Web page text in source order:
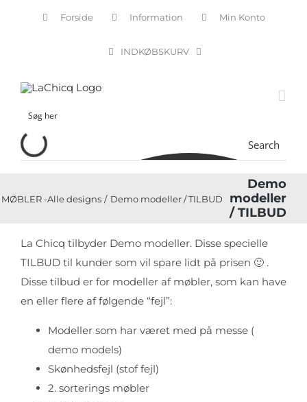
Forside Information Min Konto
INDKØBSKURV
Search
Demo
modeller
/ TILBUD
MØBLER -Alle designs Demo modeller / TILBUD
La Chicq tilbyder Demo modeller. Disse specielle
TILBUD til kunder som vil spare lidt på prisen 🙂 .
Disse tilbud er for modeller af møbler, som kan have
en eller flere af følgende “fejl”:
Modeller som har været med på messe (
demo models)
Skønhedsfejl (stof fejl)
2. sorterings møbler